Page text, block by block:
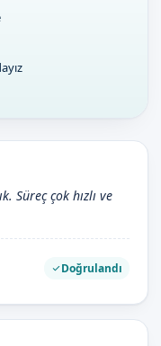
Süreç çok hızlı ve
Doğrulandı